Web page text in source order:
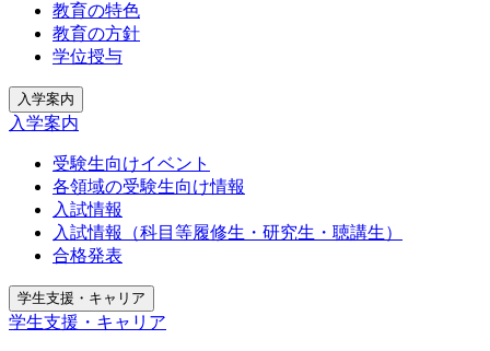
教育の特色
教育の方針
学位授与
入学案内
入学案内
受験生向けイベント
各領域の受験生向け情報
入試情報
入試情報（科目等履修生・研究生・聴講生）
合格発表
学生支援・キャリア
学生支援・キャリア